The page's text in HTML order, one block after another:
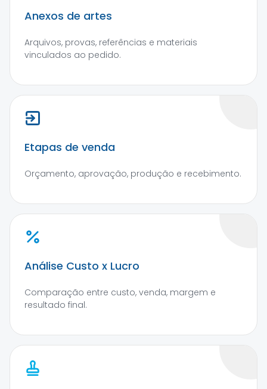
Anexos de artes
Arquivos, provas, referências e materiais
vinculados ao pedido.
Etapas de venda
Orçamento, aprovação, produção e recebimento.
Análise Custo x Lucro
Comparação entre custo, venda, margem e
resultado final.